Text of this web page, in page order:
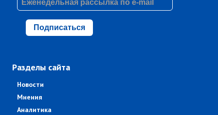
Подписаться
Разделы сайта
Новости
Мнения
Аналитика